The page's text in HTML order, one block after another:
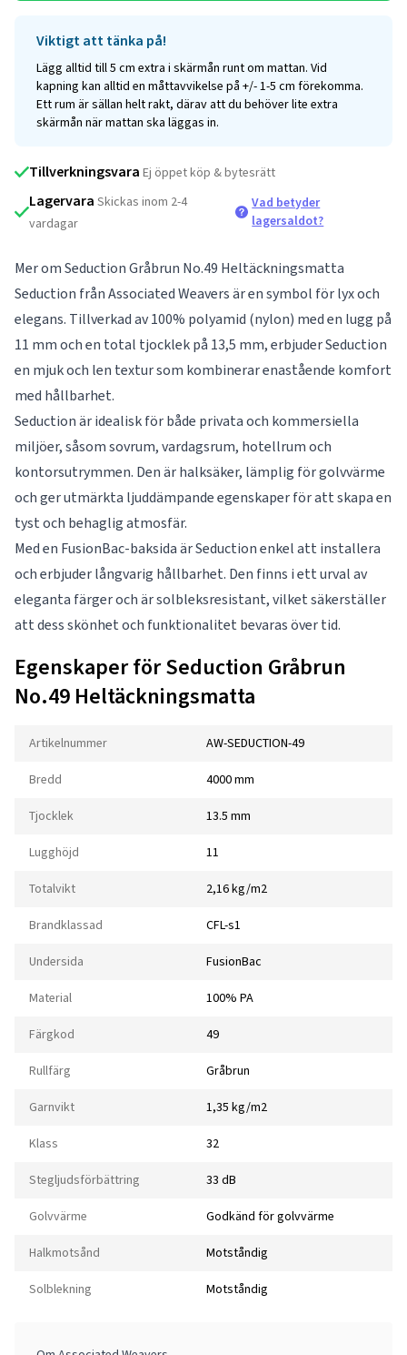
Viktigt att tänka på!
Lägg alltid till 5 cm extra i skärmån runt om mattan. Vid
kapning kan alltid en måttavvikelse på +/- 1-5 cm förekomma.
Ett rum är sällan helt rakt, därav att du behöver lite extra
skärmån när mattan ska läggas in.
Tillverkningsvara Ej öppet köp & bytesrätt
Lagervara Skickas inom 2-4
vardagar
Vad betyder
lagersaldot?
Mer om Seduction Gråbrun No.49 Heltäckningsmatta
Seduction från Associated Weavers är en symbol för lyx och
elegans. Tillverkad av 100% polyamid (nylon) med en lugg på
11 mm och en total tjocklek på 13,5 mm, erbjuder Seduction
en mjuk och len textur som kombinerar enastående komfort
med hållbarhet.
Seduction är idealisk för både privata och kommersiella
miljöer, såsom sovrum, vardagsrum, hotellrum och
kontorsutrymmen. Den är halksäker, lämplig för golvvärme
och ger utmärkta ljuddämpande egenskaper för att skapa en
tyst och behaglig atmosfär.
Med en FusionBac-baksida är Seduction enkel att installera
och erbjuder långvarig hållbarhet. Den finns i ett urval av
eleganta färger och är solbleksresistant, vilket säkerställer
att dess skönhet och funktionalitet bevaras över tid.
Egenskaper för Seduction Gråbrun
No.49 Heltäckningsmatta
Artikelnummer AW-SEDUCTION-49
Bredd 4000 mm
Tjocklek 13.5 mm
Lugghöjd 11
Totalvikt 2,16 kg/m2
Brandklassad CFL-s1
Undersida FusionBac
Material 100% PA
Färgkod 49
Rullfärg Gråbrun
Garnvikt 1,35 kg/m2
Klass 32
Stegljudsförbättring 33 dB
Golvvärme Godkänd för golvvärme
Halkmotsånd Motståndig
Solblekning Motståndig